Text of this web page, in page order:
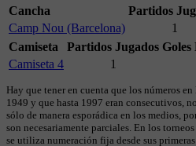
Cancha
Partidos
Camp Nou (Barcelona)
1
Camiseta
Partidos Jugados
Camiseta 4
1
Hay que tener en cuenta que los números en
1949 y que hasta 1997 eran consecutivos,
sólo de manera esporádica en los medios,
son necesariamente parciales. En los
se utiliza numeración fija desde sus